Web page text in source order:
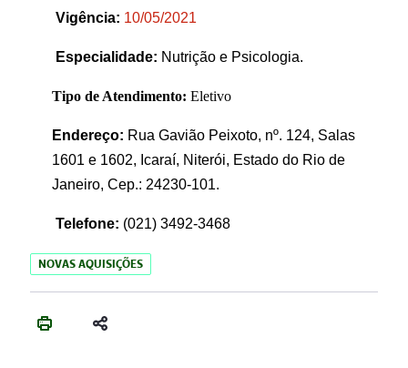
Vigência: 10/05/2021
Especialidade: Nutrição e Psicologia.
Tipo de Atendimento: Eletivo
Endereço: Rua Gavião Peixoto, nº. 124, Salas
1601 e 1602, Icaraí, Niterói, Estado do Rio de
Janeiro, Cep.: 24230-101.
Telefone: (021) 3492-3468
NOVAS AQUISIÇÕES